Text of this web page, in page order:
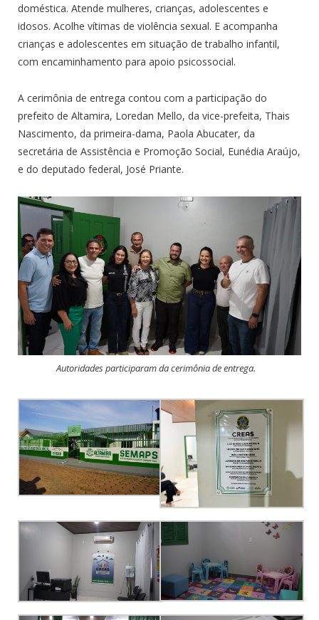
doméstica. Atende mulheres, crianças, adolescentes e
idosos. Acolhe vítimas de violência sexual. E acompanha
crianças e adolescentes em situação de trabalho infantil,
com encaminhamento para apoio psicossocial.
A cerimônia de entrega contou com a participação do
prefeito de Altamira, Loredan Mello, da vice-prefeita, Thais
Nascimento, da primeira-dama, Paola Abucater, da
secretária de Assistência e Promoção Social, Eunédia Araújo,
e do deputado federal, José Priante.
Autoridades participaram da cerimônia de entrega.